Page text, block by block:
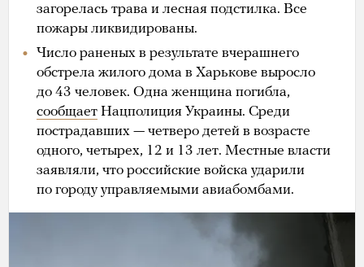
загорелась трава и лесная подстилка. Все
пожары ликвидированы.
Число раненых в результате вчерашнего
обстрела жилого дома в Харькове выросло
до 43 человек. Одна женщина погибла,
сообщает Нацполиция Украины. Среди
пострадавших — четверо детей в возрасте
одного, четырех, 12 и 13 лет. Местные власти
заявляли, что российские войска ударили
по городу управляемыми авиабомбами.